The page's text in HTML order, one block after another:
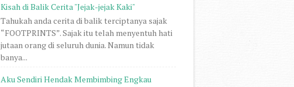
Kisah di Balik Cerita "Jejak-jejak Kaki"
Tahukah anda cerita di balik terciptanya sajak
“FOOTPRINTS”. Sajak itu telah menyentuh hati
jutaan orang di seluruh dunia. Namun tidak
banya...
Aku Sendiri Hendak Membimbing Engkau